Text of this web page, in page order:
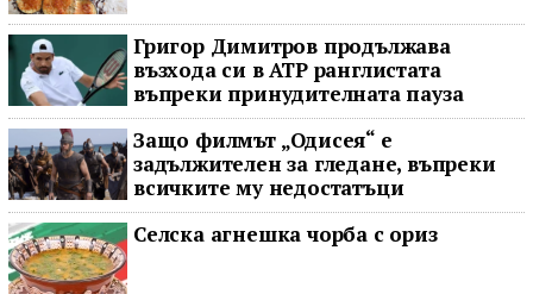
Григор Димитров продължава
възхода си в ATP ранглистата
въпреки принудителната пауза
Защо филмът „Одисея“ е
задължителен за гледане, въпреки
всичките му недостатъци
Селска агнешка чорба с ориз